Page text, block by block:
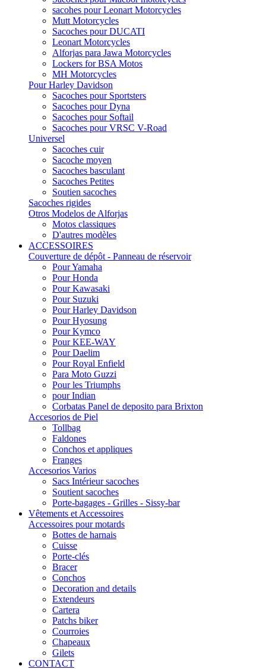
sacohes pour Leonart Motorcycles
Mutt Motorcycles
Sacoches pour DUCATI
Leonart Motorcycles
Alforjas para Jawa Motorcycles
Lockers for BSA Motos
MH Motorcycles
Pour Harley Davidson
Sacoches pour Sportsters
Sacoches pour Dyna
Sacoches pour Softail
Sacoches pour VRSC V-Road
Universel
Sacoches cuir
Sacoche moyen
Sacoches basculant
Sacoches Petites
Soutien sacoches
Sacoches rigides
Otros Modelos de Alforjas
Motos classiques
D'autres modèles
ACCESSOIRES
Couverture de dépôt - Panneau de réservoir
Pour Yamaha
Pour Honda
Pour Kawasaki
Pour Suzuki
Pour Harley Davidson
Pour Hyosung
Pour Kymco
Pour KEE-WAY
Pour Daelim
Pour Royal Enfield
Para Moto Guzzi
Pour les Triumphs
pour Indian
Corbatas Panel de deposito para Brixton
Accesorios de Piel
Tollbag
Faldones
Conchos et appliques
Franges
Accesorios Varios
Sacs Intérieur sacoches
Soutient sacoches
Porte-bagages - Grilles - Sissy-bar
Vêtements et Accessoires
Accessoires pour motards
Bottes de harnais
Cuisse
Porte-clés
Bracer
Conchos
Decoration and details
Extendeurs
Cartera
Patchs biker
Courroies
Chapeaux
Gilets
CONTACT